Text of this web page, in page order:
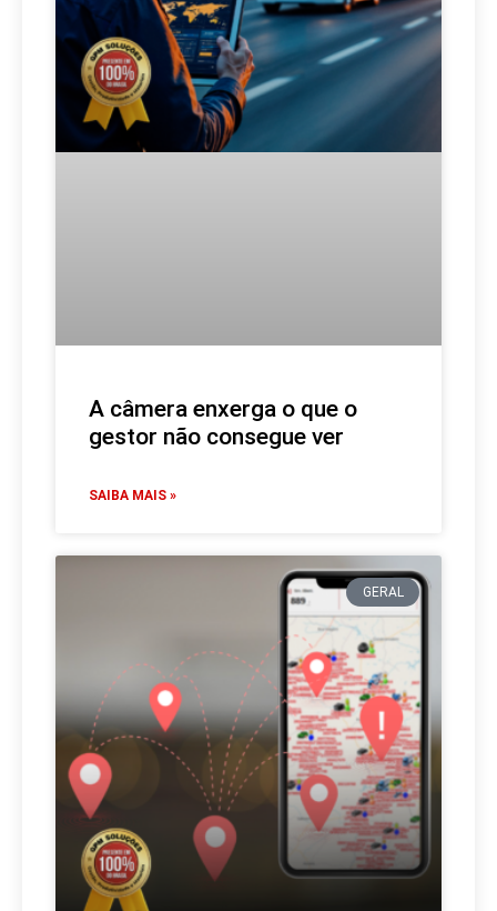
A câmera enxerga o que o
gestor não consegue ver
SAIBA MAIS »
GERAL